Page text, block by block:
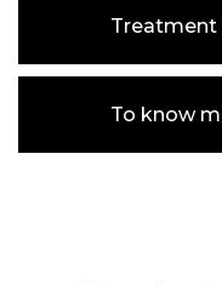
To know